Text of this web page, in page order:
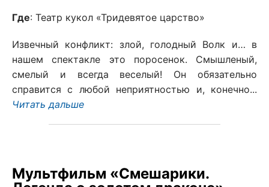
Где: Театр кукол «Тридевятое царство»
Извечный конфликт: злой, голодный Волк и… в
нашем спектакле это поросенок. Смышленый,
смелый и всегда веселый! Он обязательно
справится с любой неприятностью и, конечно...
Читать дальше
Мультфильм «Смешарики.